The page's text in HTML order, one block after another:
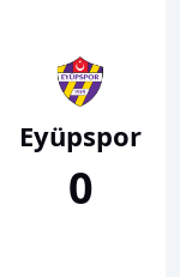
Eyüpspor
0